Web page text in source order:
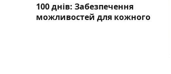
100 днів: Забезпечення
можливостей для кожного